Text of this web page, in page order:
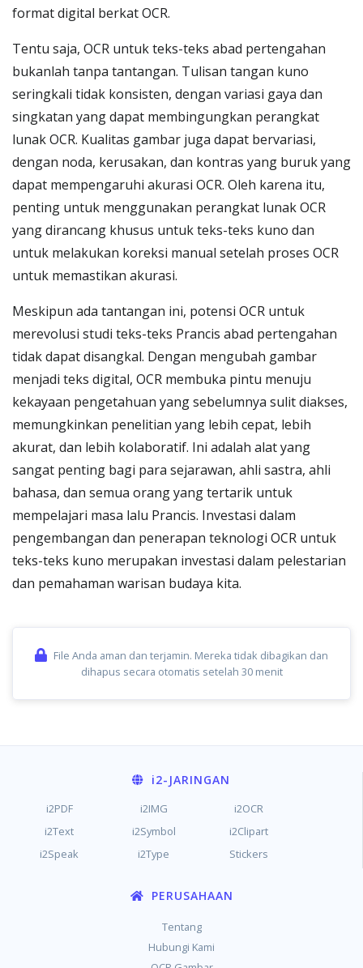
format digital berkat OCR.
Tentu saja, OCR untuk teks-teks abad pertengahan
bukanlah tanpa tantangan. Tulisan tangan kuno
seringkali tidak konsisten, dengan variasi gaya dan
singkatan yang dapat membingungkan perangkat
lunak OCR. Kualitas gambar juga dapat bervariasi,
dengan noda, kerusakan, dan kontras yang buruk yang
dapat mempengaruhi akurasi OCR. Oleh karena itu,
penting untuk menggunakan perangkat lunak OCR
yang dirancang khusus untuk teks-teks kuno dan
untuk melakukan koreksi manual setelah proses OCR
untuk memastikan akurasi.
Meskipun ada tantangan ini, potensi OCR untuk
merevolusi studi teks-teks Prancis abad pertengahan
tidak dapat disangkal. Dengan mengubah gambar
menjadi teks digital, OCR membuka pintu menuju
kekayaan pengetahuan yang sebelumnya sulit diakses,
memungkinkan penelitian yang lebih cepat, lebih
akurat, dan lebih kolaboratif. Ini adalah alat yang
sangat penting bagi para sejarawan, ahli sastra, ahli
bahasa, dan semua orang yang tertarik untuk
mempelajari masa lalu Prancis. Investasi dalam
pengembangan dan penerapan teknologi OCR untuk
teks-teks kuno merupakan investasi dalam pelestarian
dan pemahaman warisan budaya kita.
File Anda aman dan terjamin. Mereka tidak dibagikan dan
dihapus secara otomatis setelah 30 menit
i2-JARINGAN
i2PDF i2IMG
i2OCR
i2Text
i2Symbol
i2Clipart
i2Speak
i2Type Stickers
PERUSAHAAN
Tentang
Hubungi Kami